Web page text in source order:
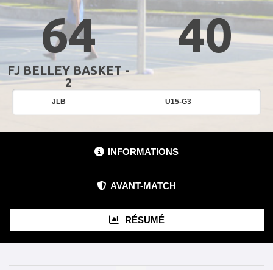
64 40
FJ BELLEY BASKET -
2
JLB U15-G3
INFORMATIONS
AVANT-MATCH
RÉSUMÉ